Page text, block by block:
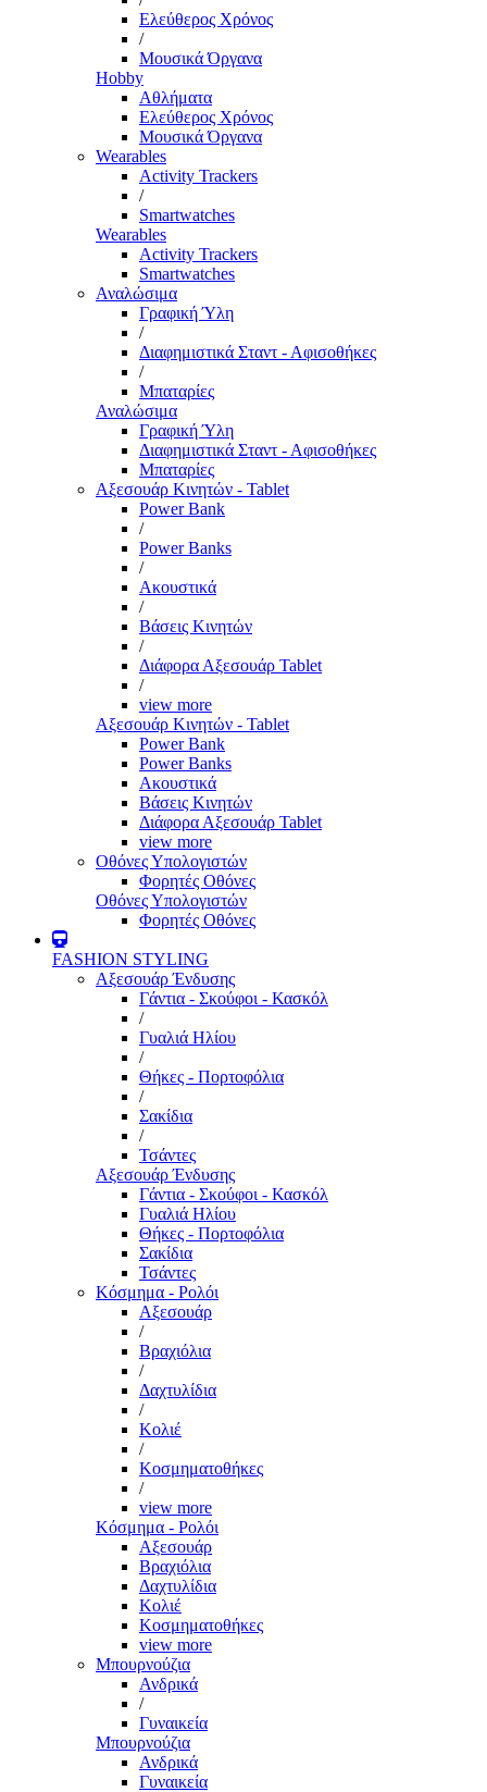
Ελεύθερος Χρόνος
/
Μουσικά Όργανα
Hobby
Αθλήματα
Ελεύθερος Χρόνος
Μουσικά Όργανα
Wearables
Activity Trackers
/
Smartwatches
Wearables
Activity Trackers
Smartwatches
Αναλώσιμα
Γραφική Ύλη
/
Διαφημιστικά Σταντ - Αφισοθήκες
/
Μπαταρίες
Αναλώσιμα
Γραφική Ύλη
Διαφημιστικά Σταντ - Αφισοθήκες
Μπαταρίες
Αξεσουάρ Κινητών - Tablet
Power Bank
/
Power Banks
/
Ακουστικά
/
Βάσεις Κινητών
/
Διάφορα Αξεσουάρ Tablet
/
view more
Αξεσουάρ Κινητών - Tablet
Power Bank
Power Banks
Ακουστικά
Βάσεις Κινητών
Διάφορα Αξεσουάρ Tablet
view more
Οθόνες Υπολογιστών
Φορητές Οθόνες
Οθόνες Υπολογιστών
Φορητές Οθόνες
FASHION STYLING
Αξεσουάρ Ένδυσης
Γάντια - Σκούφοι - Κασκόλ
/
Γυαλιά Ηλίου
/
Θήκες - Πορτοφόλια
/
Σακίδια
/
Τσάντες
Αξεσουάρ Ένδυσης
Γάντια - Σκούφοι - Κασκόλ
Γυαλιά Ηλίου
Θήκες - Πορτοφόλια
Σακίδια
Τσάντες
Κόσμημα - Ρολόι
Αξεσουάρ
/
Βραχιόλια
/
Δαχτυλίδια
/
Κολιέ
/
Κοσμηματοθήκες
/
view more
Κόσμημα - Ρολόι
Αξεσουάρ
Βραχιόλια
Δαχτυλίδια
Κολιέ
Κοσμηματοθήκες
view more
Μπουρνούζια
Ανδρικά
/
Γυναικεία
Μπουρνούζια
Ανδρικά
Γυναικεία